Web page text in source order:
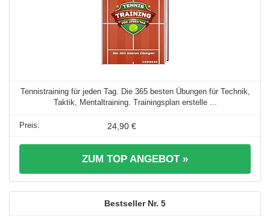
Tennistraining für jeden Tag. Die 365 besten Übungen für Technik,
Taktik, Mentaltraining. Trainingsplan erstelle ...
24,90 €
ZUM TOP ANGEBOT »
5